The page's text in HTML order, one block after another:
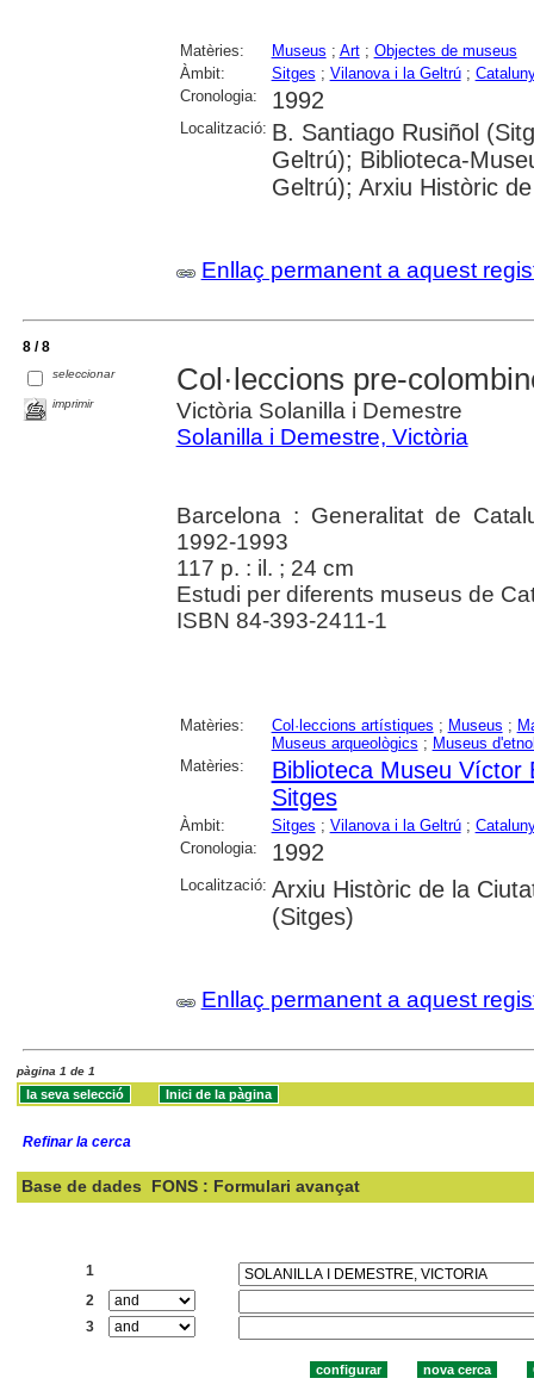
Matèries: Museus ; Art; Objectes de museus
Àmbit:
Sitges ; Vilanova i la Geltrú;
Cronologia:
1992
Localització: B. Santiago Rusiñol
Geltrú); Biblioteca-
Geltrú); Arxiu Històric
Enllaç permanent a aquest
8 / 8
seleccionar
imprimir
Col·leccions pre-
Victòria Solanilla i Demestre
Solanilla i Demestre, Victòria
Barcelona : Generalitat de
1992-1993
117 p. : il. ; 24 cm
Estudi per diferents museus de
ISBN 84-393-2411-1
Matèries: Col·leccions artístiques ; Museus ;
Museus arqueològics ; Museus
Matèries:
Biblioteca Museu Víctor
Sitges
Àmbit: Sitges ; Vilanova i la Geltrú;
Cronologia:
1992
Localització: Arxiu Històric de la
(Sitges)
Enllaç permanent a aquest
pàgina 1 de 1
Refinar la cerca
Base de dades FONS : Formulari avançat
1
2
3